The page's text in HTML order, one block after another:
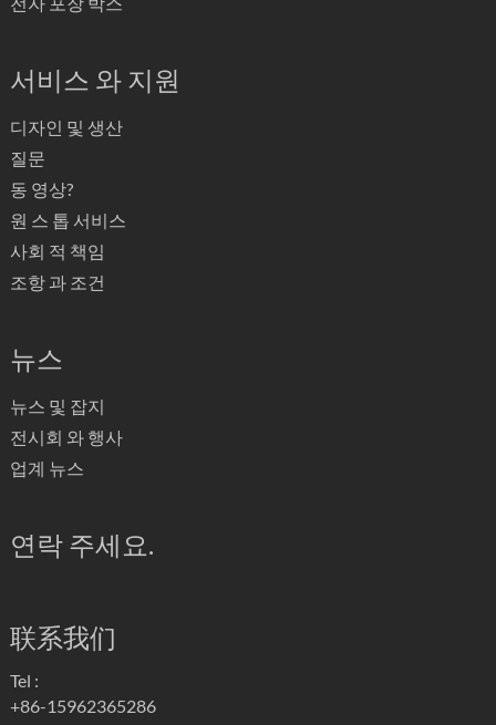
서비스 와 지원
디자인 및 생산
질문
동 영상?
원 스 톱 서비스
사회 적 책임
조항 과 조건
뉴스
뉴스 및 잡지
전시회 와 행사
업계 뉴스
연락 주세요.
联系我们
Tel :
+86-15962365286